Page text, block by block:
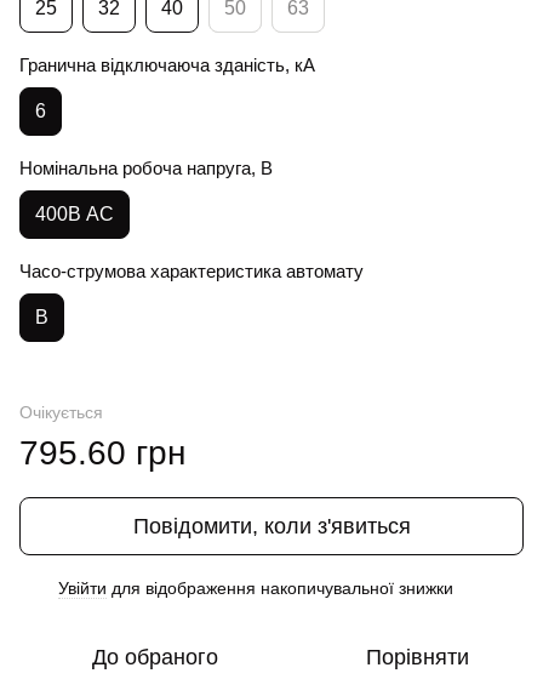
25 32 40 50 63
Гранична відключаюча зданість, кА
6
Номінальна робоча напруга, В
400В AC
Часо-струмова характеристика автомату
B
Очікується
795.60 грн
Повідомити, коли з'явиться
Увійти для відображення накопичувальної знижки
До обраного Порівняти